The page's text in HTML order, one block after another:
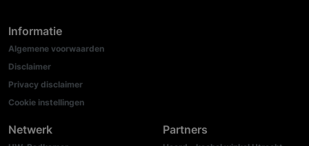
Informatie
Algemene voorwaarden
Disclaimer
Privacy disclaimer
Cookie instellingen
Netwerk Partners